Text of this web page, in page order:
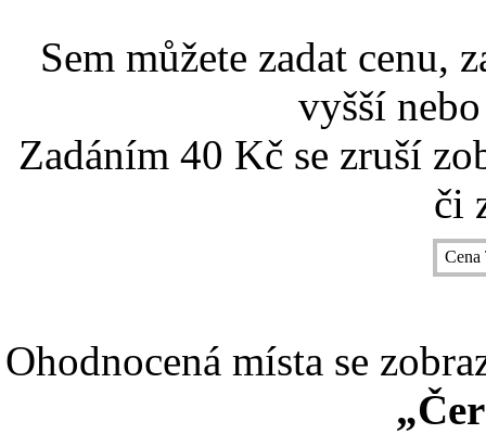
Sem můžete zadat cenu,
vyšší
Zadáním 40 Kč se zruší
či
Ohodnocená místa se